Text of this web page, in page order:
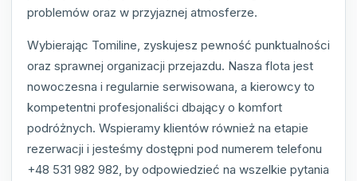
problemów oraz w przyjaznej atmosferze.
Wybierając Tomiline, zyskujesz pewność punktualności
oraz sprawnej organizacji przejazdu. Nasza flota jest
nowoczesna i regularnie serwisowana, a kierowcy to
kompetentni profesjonaliści dbający o komfort
podróżnych. Wspieramy klientów również na etapie
rezerwacji i jesteśmy dostępni pod numerem telefonu
+48 531 982 982, by odpowiedzieć na wszelkie pytania